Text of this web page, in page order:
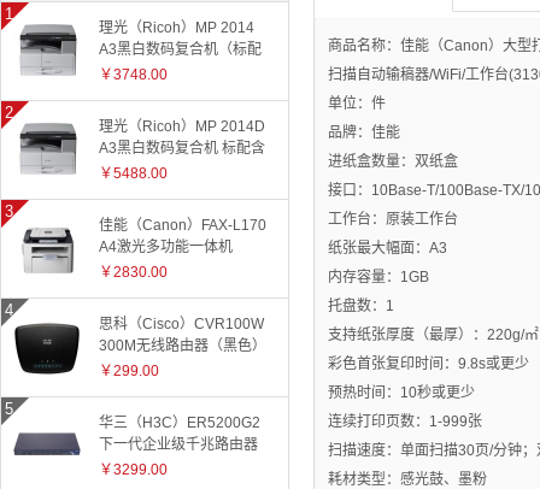
商品名称：佳能（Canon）大型
扫描自动输稿器/WiFi/工作台
单位：件
品牌：佳能
进纸盒数量：双纸盒
接口：10Base-T/100Base-TX/
工作台：原装工作台
纸张最大幅面：A3
内存容量：1GB
托盘数：1
支持纸张厚度（最厚）：220g/㎡
彩色首张复印时间：9.8s或更少
预热时间：10秒或更少
连续打印页数：1-999张
扫描速度：单面扫描30页/分钟
耗材类型：感光鼓、墨粉
理光（Ricoh）MP 2014
A3黑白数码复合机（标配
有线网络+国产工作台）
￥3748.00
理光（Ricoh）MP 2014D
A3黑白数码复合机 标配含
盖板
￥5488.00
佳能（Canon）FAX-L170
A4激光多功能一体机
￥2830.00
思科（Cisco）CVR100W
300M无线路由器（黑色）
￥299.00
华三（H3C）ER5200G2
下一代企业级千兆路由器
￥3299.00